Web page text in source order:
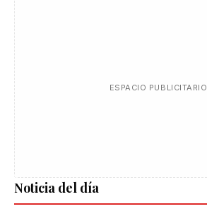
ESPACIO PUBLICITARIO
Noticia del día